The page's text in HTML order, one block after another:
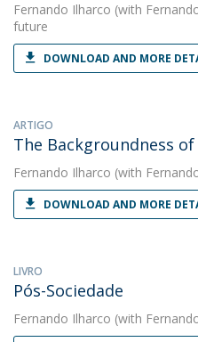
Fernando Ilharco (with
future
DOWNLOAD AND MORE
ARTIGO
The Backgroundness
Fernando Ilharco (with
DOWNLOAD AND MORE
LIVRO
Pós-Sociedade
Fernando Ilharco (with